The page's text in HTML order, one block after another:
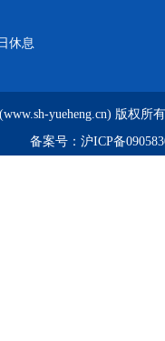
休息
yueheng.cn) 版权所
备案号： 沪ICP备